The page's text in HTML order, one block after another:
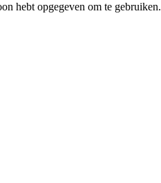
hebt opgegeven om te gebruiken.